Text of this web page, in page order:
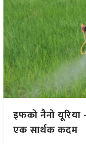
इफको नैनो
एक सार्थक कदम